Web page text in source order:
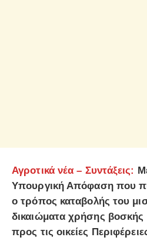
Αγροτικά νέα – Συντάξεις:
Υπουργική Απόφαση που
ο τρόπος καταβολής του
δικαιώματα χρήσης
προς τις οικείες